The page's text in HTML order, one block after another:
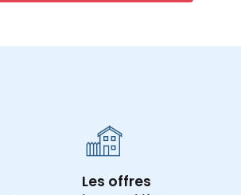
Les offres